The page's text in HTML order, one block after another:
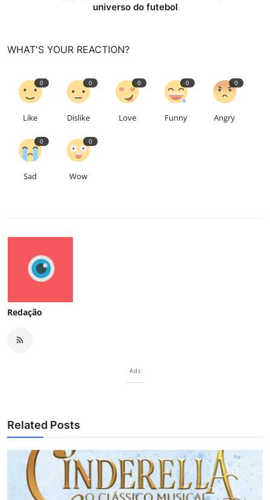
universo do futebol
WHAT'S YOUR REACTION?
0
Like
0
Dislike
0
Love
0
Funny
0
Angry
0
Sad
0
Wow
Redação
Ads
Related Posts